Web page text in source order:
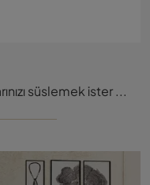
Ditre Italia aksesuarları ile alanlarınızı süslemek ister misiniz? Size Babel gibi çeşitli ahşap sehpa modellerini sunuyoruz.